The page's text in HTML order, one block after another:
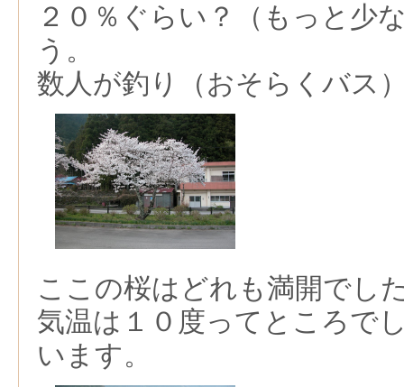
２０％ぐらい？（もっと少
う。
数人が釣り（おそらくバス
ここの桜はどれも満開でし
気温は１０度ってところで
います。